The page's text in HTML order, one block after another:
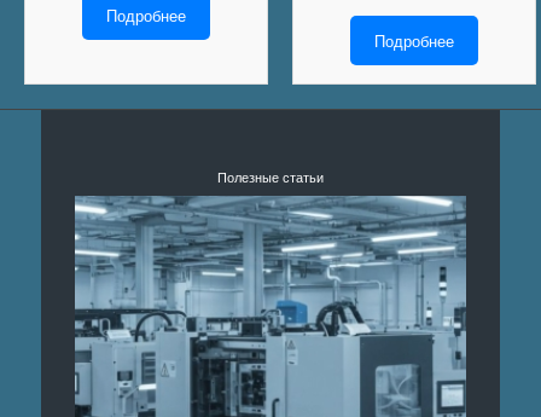
Подробнее
Подробнее
Полезные статьи